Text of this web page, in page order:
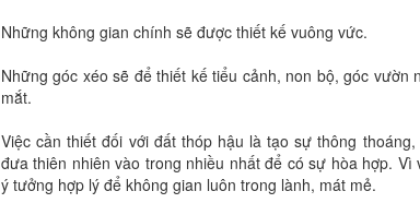
Những không gian chính sẽ được thiết kế vuông vức.
Những góc xéo sẽ để thiết kế tiểu cảnh, non bộ, góc
mắt.
Việc cần thiết đối với đất thóp hậu là tạo sự thông
đưa thiên nhiên vào trong nhiều nhất để có sự hòa hợp.
ý tưởng hợp lý để không gian luôn trong lành, mát mẻ.